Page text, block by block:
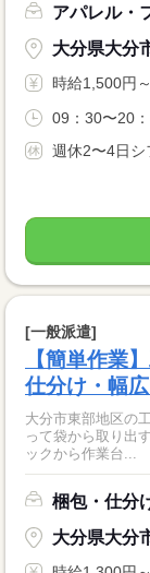
アパレル・
大分県大分
時給1,500円
09：30〜20
週休2〜4日シ
[一般派遣]
【簡単作業
仕分け・幅
大分市東部地区の工場内業務 ★お仕事内容★
って袋から取り出
ックから作業台...
梱包・仕分
大分県大分